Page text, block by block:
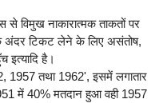
से विमुख नाकारात्मक ताकतों पर
अंदर टिकट लेने के लिए असंतोष,
इत्यादि है।
तथा 1962', इसमें लगातार
में 40% मतदान हुआ वही 1957